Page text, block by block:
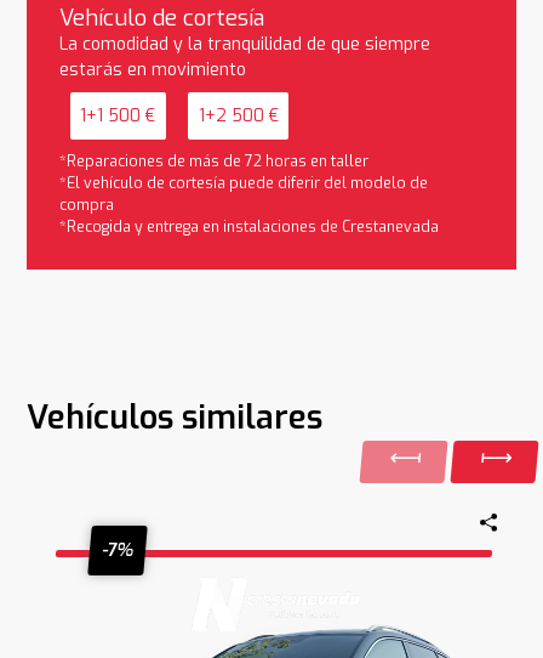
Vehículo de cortesía
La comodidad y la tranquilidad de que siempre
estarás en movimiento
1+1 500 € 1+2 500 €
*Reparaciones de más de 72 horas en taller
*El vehículo de cortesía puede diferir del modelo de
compra
*Recogida y entrega en instalaciones de Crestanevada
Vehículos similares
-7%